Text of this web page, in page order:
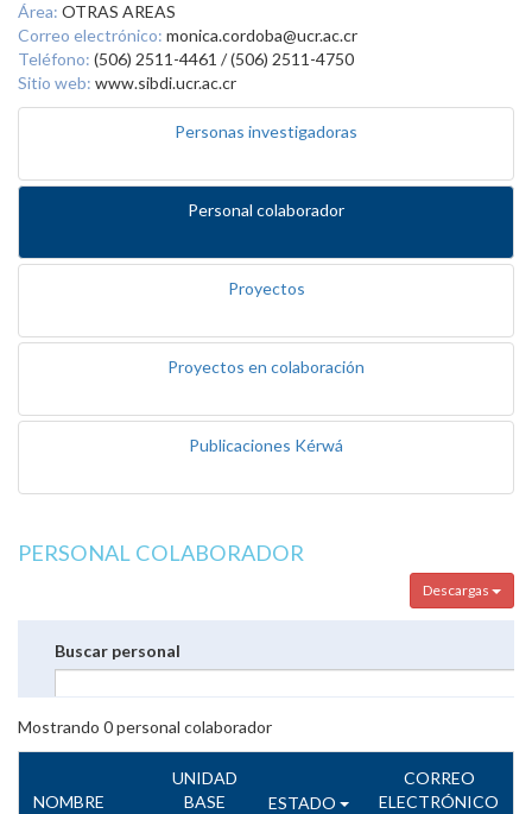
Área: OTRAS AREAS
Correo electrónico: monica.cordoba@ucr.ac.cr
Teléfono: (506) 2511-4461 / (506) 2511-4750
Sitio web: www.sibdi.ucr.ac.cr
Personas investigadoras
Personal colaborador
Proyectos
Proyectos en colaboración
Publicaciones Kérwá
PERSONAL COLABORADOR
Descargas
Buscar personal
Mostrando 0personal colaborador
NOMBRE
UNIDAD
BASE
ESTADO
CORREO
ELECTRÓNICO